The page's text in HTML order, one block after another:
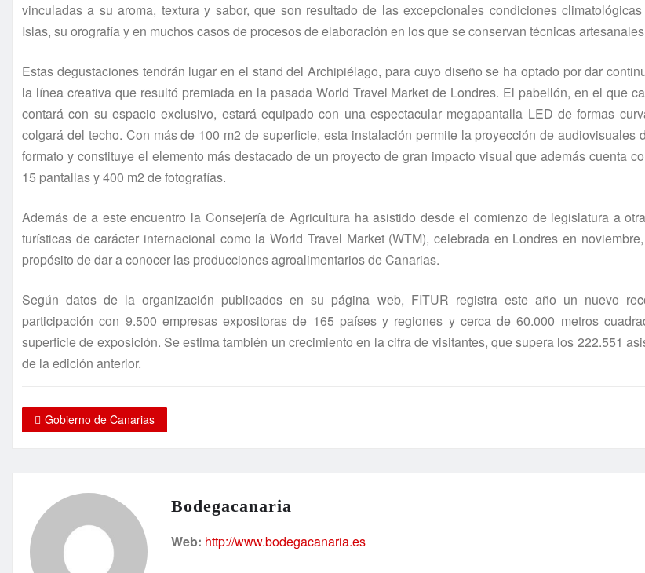
vinculadas a su aroma, textura y sabor, que son resultado de las excepcionales condiciones
Islas, su orografía y en muchos casos de procesos de elaboración en los que se conservan técnicas
Estas degustaciones tendrán lugar en el stand del Archipiélago, para cuyo diseño se ha optado por dar
la línea creativa que resultó premiada en la pasada World Travel Market de Londres. El pabellón, en el que
contará con su espacio exclusivo, estará equipado con una espectacular megapantalla LED de formas
colgará del techo. Con más de 100 m2 de superficie, esta instalación permite la proyección de audiovisuales
formato y constituye el elemento más destacado de un proyecto de gran impacto visual que además cuenta
15 pantallas y 400 m2 de fotografías.
Además de a este encuentro la Consejería de Agricultura ha asistido desde el comienzo de legislatura a
turísticas de carácter internacional como la World Travel Market (WTM), celebrada en Londres en
propósito de dar a conocer las producciones agroalimentarios de Canarias.
Según datos de la organización publicados en su página web, FITUR registra este año un nuevo
participación con 9.500 empresas expositoras de 165 países y regiones y cerca de 60.000 metros
superficie de exposición. Se estima también un crecimiento en la cifra de visitantes, que supera los 222.551
de la edición anterior.
Gobierno de Canarias
Bodegacanaria
Web: http://www.bodegacanaria.es